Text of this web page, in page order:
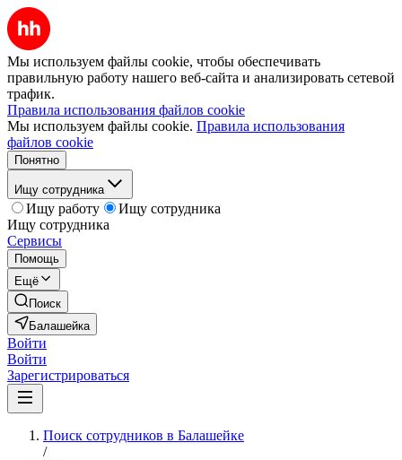
Мы используем файлы cookie, чтобы обеспечивать
правильную работу нашего веб-сайта и анализировать сетевой
трафик.
Правила использования файлов cookie
Мы используем файлы cookie. Правила использования
файлов cookie
Понятно
Ищу сотрудника
Ищу работу
Ищу сотрудника
Ищу сотрудника
Сервисы
Помощь
Ещё
Поиск
Балашейка
Войти
Войти
Зарегистрироваться
Поиск сотрудников в Балашейке
/